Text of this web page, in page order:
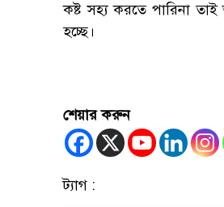
কষ্ট সহ্য করতে পারিনা
হচ্ছে।
শেয়ার করুন
ট্যাগ :